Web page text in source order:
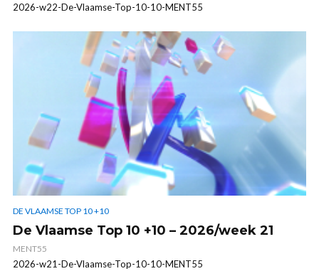
2026-w22-De-Vlaamse-Top-10-10-MENT55
DE VLAAMSE TOP 10 +10
De Vlaamse Top 10 +10 – 2026/week 21
MENT55
2026-w21-De-Vlaamse-Top-10-10-MENT55